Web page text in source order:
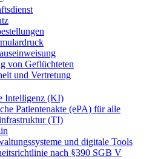
von Geflüchteten
und Vertretung
Intelligenz (KI)
Patientenakte (ePA) für alle
(TI)
und digitale Tools
nach §390 SGB V